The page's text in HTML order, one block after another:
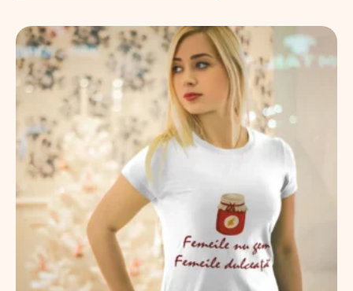
Acest
produs
are
mai
multe
variații.
Opțiunile
pot
alese
pagina
produsului.